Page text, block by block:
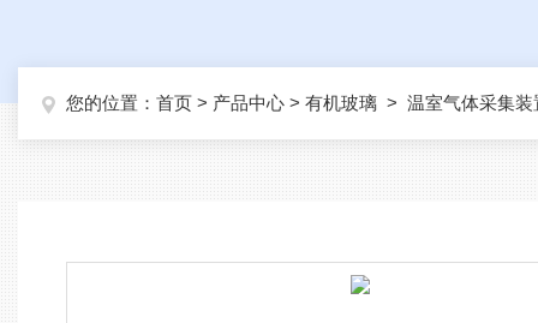
您的位置： 首页 > 产品中心 > 有机玻璃 > 温室气体采集装